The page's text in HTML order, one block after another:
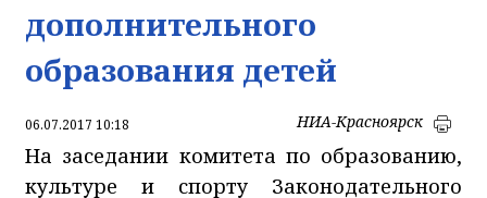
дополнительного
образования детей
06.07.2017 10:18 НИА-Красноярск
На заседании комитета по образованию,
культуре и спорту Законодательного